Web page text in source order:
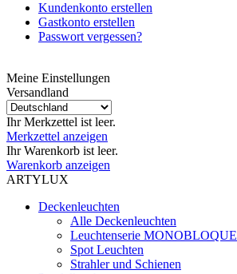
Kundenkonto erstellen
Gastkonto erstellen
Passwort vergessen?
Meine Einstellungen
Versandland
Ihr Merkzettel ist leer.
Merkzettel anzeigen
Ihr Warenkorb ist leer.
Warenkorb anzeigen
ARTYLUX
Deckenleuchten
Alle Deckenleuchten
Leuchtenserie MONOBLOQUE
Spot Leuchten
Strahler und Schienen